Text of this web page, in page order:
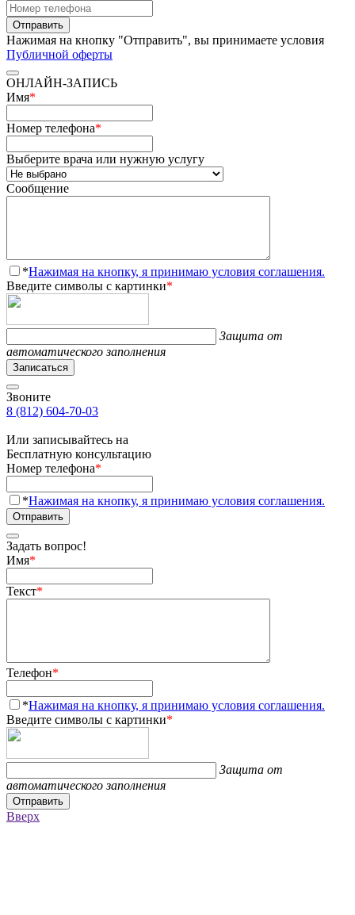
Отправить
Нажимая на кнопку "Отправить", вы принимаете условия
Публичной оферты
ОНЛАЙН-ЗАПИСЬ
Имя*
Номер телефона*
Выберите врача или нужную услугу
Сообщение
*Нажимая на кнопку, я принимаю условия соглашения.
Введите символы с картинки*
Защита от
автоматического заполнения
Записаться
Звоните
8 (812) 604-70-03
Или записывайтесь на
Бесплатную консультацию
Номер телефона*
*Нажимая на кнопку, я принимаю условия соглашения.
Отправить
Задать вопрос!
Имя*
Текст*
Телефон*
*Нажимая на кнопку, я принимаю условия соглашения.
Введите символы с картинки*
Защита от
автоматического заполнения
Отправить
Вверх